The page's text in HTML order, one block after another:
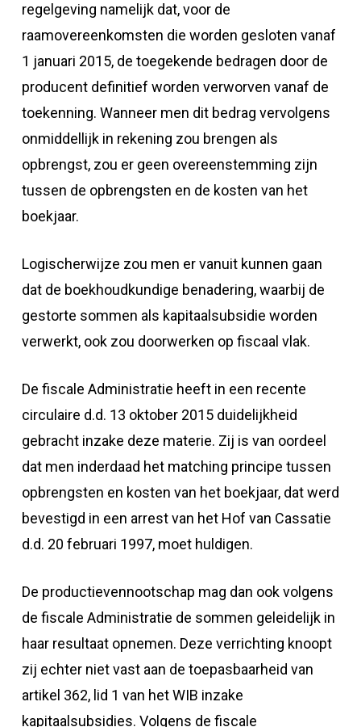
regelgeving namelijk dat, voor de
raamovereenkomsten die worden gesloten vanaf
1 januari 2015, de toegekende bedragen door de
producent definitief worden verworven vanaf de
toekenning. Wanneer men dit bedrag vervolgens
onmiddellijk in rekening zou brengen als
opbrengst, zou er geen overeenstemming zijn
tussen de opbrengsten en de kosten van het
boekjaar.
Logischerwijze zou men er vanuit kunnen gaan
dat de boekhoudkundige benadering, waarbij de
gestorte sommen als kapitaalsubsidie worden
verwerkt, ook zou doorwerken op fiscaal vlak.
De fiscale Administratie heeft in een recente
circulaire d.d. 13 oktober 2015 duidelijkheid
gebracht inzake deze materie. Zij is van oordeel
dat men inderdaad het matching principe tussen
opbrengsten en kosten van het boekjaar, dat werd
bevestigd in een arrest van het Hof van Cassatie
d.d. 20 februari 1997, moet huldigen.
De productievennootschap mag dan ook volgens
de fiscale Administratie de sommen geleidelijk in
haar resultaat opnemen. Deze verrichting knoopt
zij echter niet vast aan de toepasbaarheid van
artikel 362, lid 1 van het WIB inzake
kapitaalsubsidies. Volgens de fiscale